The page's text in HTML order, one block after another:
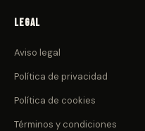
Legal
Aviso legal
Política de privacidad
Política de cookies
Términos y condiciones